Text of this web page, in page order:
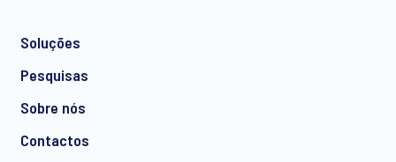
Soluções
Pesquisas
Sobre nós
Contactos